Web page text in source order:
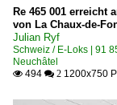
Re 465 001 erreicht
von La Chaux-de-
Julian Ryf
Schweiz / E-Loks | 91
Neuchâtel
 494  2 1200x750